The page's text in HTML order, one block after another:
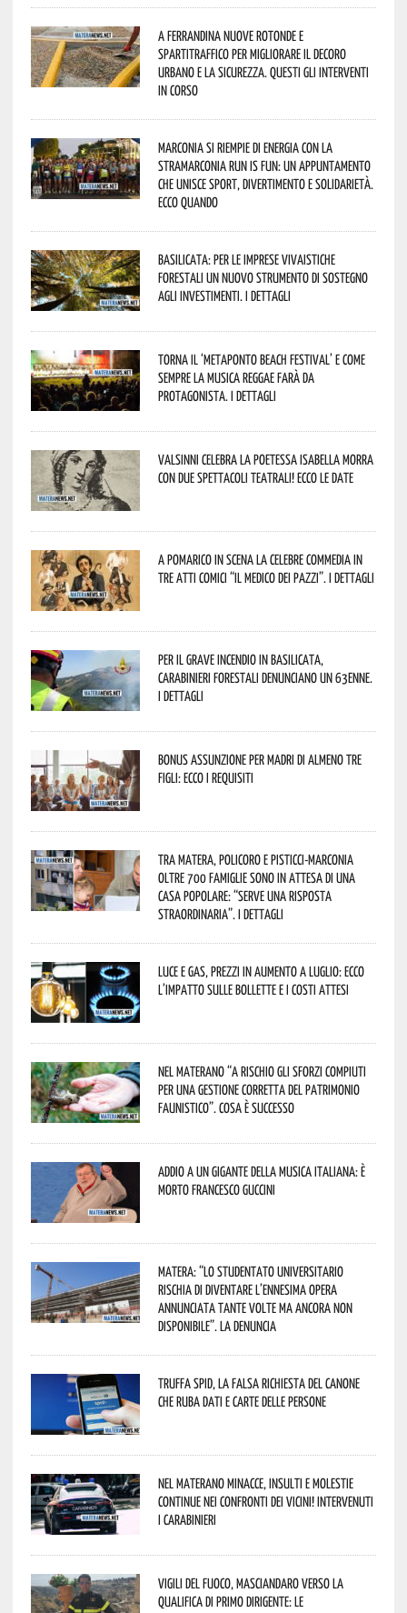
A Ferrandina nuove rotonde e
spartitraffico per migliorare il decoro
urbano e la sicurezza. Questi gli interventi
in corso
Marconia si riempie di energia con la
StraMarconia Run is Fun: un appuntamento
che unisce sport, divertimento e solidarietà.
Ecco quando
Basilicata: per le imprese vivaistiche
forestali un nuovo strumento di sostegno
agli investimenti. I dettagli
Torna il ‘Metaponto beach festival’ e come
sempre la musica reggae farà da
protagonista. I dettagli
Valsinni celebra la poetessa Isabella Morra
con due spettacoli teatrali! Ecco le date
A Pomarico in scena la celebre commedia in
tre atti comici “Il medico dei pazzi”. I dettagli
Per il grave incendio in Basilicata,
Carabinieri forestali denunciano un 63enne.
I dettagli
Bonus assunzione per madri di almeno tre
figli: ecco i requisiti
Tra Matera, Policoro e Pisticci-Marconia
oltre 700 famiglie sono in attesa di una
casa popolare: “serve una risposta
straordinaria”. I dettagli
Luce e gas, prezzi in aumento a luglio: ecco
l’impatto sulle bollette e i costi attesi
Nel materano “a rischio gli sforzi compiuti
per una gestione corretta del patrimonio
faunistico”. Cosa è successo
Addio a un gigante della musica italiana: è
morto Francesco Guccini
Matera: “Lo studentato universitario
rischia di diventare l’ennesima opera
annunciata tante volte ma ancora non
disponibile”. La denuncia
Truffa Spid, la falsa richiesta del canone
che ruba dati e carte delle persone
Nel materano minacce, insulti e molestie
continue nei confronti dei vicini! Intervenuti
i Carabinieri
Vigili del Fuoco, Masciandaro verso la
qualifica di Primo Dirigente: le